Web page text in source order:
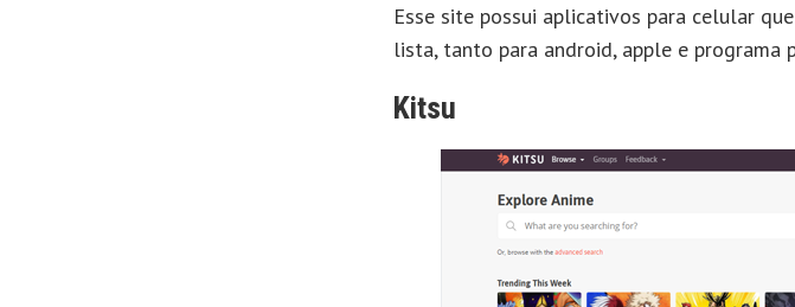
Esse site possui aplicativos para celular
lista, tanto para android, apple e programa
Kitsu